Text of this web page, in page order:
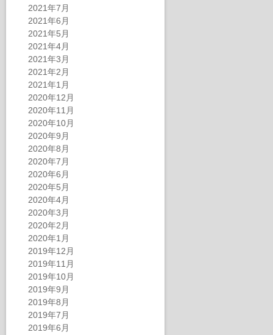
2021年7月
2021年6月
2021年5月
2021年4月
2021年3月
2021年2月
2021年1月
2020年12月
2020年11月
2020年10月
2020年9月
2020年8月
2020年7月
2020年6月
2020年5月
2020年4月
2020年3月
2020年2月
2020年1月
2019年12月
2019年11月
2019年10月
2019年9月
2019年8月
2019年7月
2019年6月